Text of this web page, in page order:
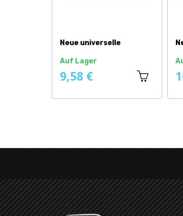
Neue universelle
Auf Lager
9,58 €